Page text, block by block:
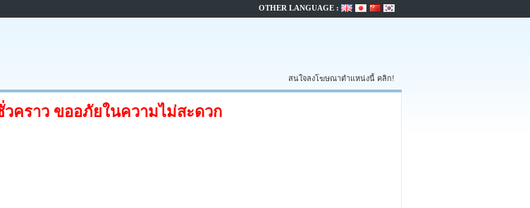
สนใจลงโฆษณาตำแหน่งนี้ คลิก!
OTHER LANGUAGE :
คราว ขออภัยในความไม่สะดวก